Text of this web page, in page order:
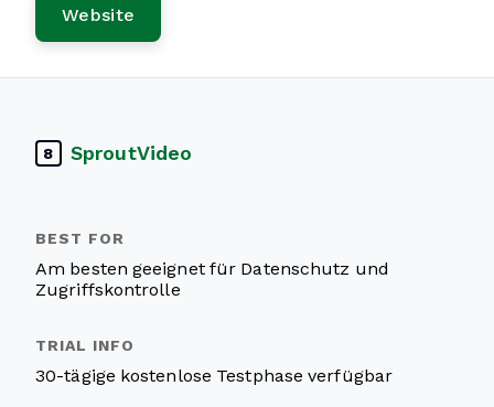
Website
8 SproutVideo
Am besten geeignet für Datenschutz und
Zugriffskontrolle
30-tägige kostenlose Testphase verfügbar